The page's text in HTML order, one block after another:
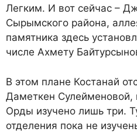
Легким. И вот сейчас –
Сырымского района,
памятника здесь
числе Ахмету
В этом плане Костанай
Даметкен Сулейменовой,
Орды изучено лишь три.
отделения пока не